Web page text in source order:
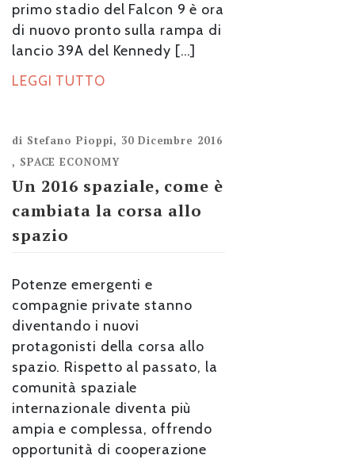
primo stadio del Falcon 9 è ora
di nuovo pronto sulla rampa di
lancio 39A del Kennedy […]
LEGGI TUTTO
di Stefano Pioppi, 30 Dicembre 2016
, SPACE ECONOMY
Un 2016 spaziale, come è
cambiata la corsa allo
spazio
Potenze emergenti e
compagnie private stanno
diventando i nuovi
protagonisti della corsa allo
spazio. Rispetto al passato, la
comunità spaziale
internazionale diventa più
ampia e complessa, offrendo
opportunità di cooperazione